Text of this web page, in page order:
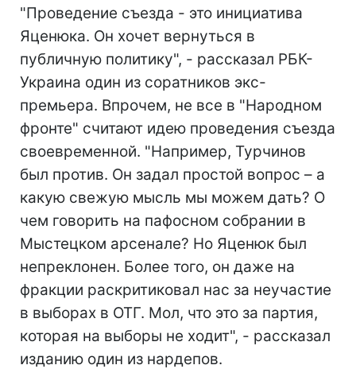
"Проведение съезда - это инициатива
Яценюка. Он хочет вернуться в
публичную политику", - рассказал РБК-
Украина один из соратников экс-
премьера. Впрочем, не все в "Народном
фронте" считают идею проведения съезда
своевременной. "Например, Турчинов
был против. Он задал простой вопрос – а
какую свежую мысль мы можем дать? О
чем говорить на пафосном собрании в
Мыстецком арсенале? Но Яценюк был
непреклонен. Более того, он даже на
фракции раскритиковал нас за неучастие
в выборах в ОТГ. Мол, что это за партия,
которая на выборы не ходит", - рассказал
изданию один из нардепов.